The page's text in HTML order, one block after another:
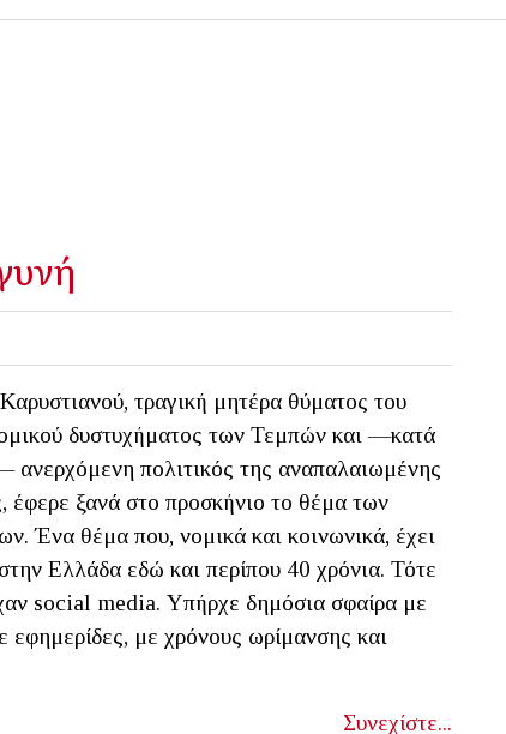
τραγική μητέρα θύματος του
δυστυχήματος των Τεμπών και —κατά
ανερχόμενη πολιτικός της αναπαλαιωμένης
έφερε ξανά στο προσκήνιο το θέμα των
Ένα θέμα που, νομικά και κοινωνικά, έχει
Ελλάδα εδώ και περίπου 40 χρόνια. Τότε
social media. Υπήρχε δημόσια σφαίρα με
εφημερίδες, με χρόνους ωρίμανσης και
Συνεχίστε...